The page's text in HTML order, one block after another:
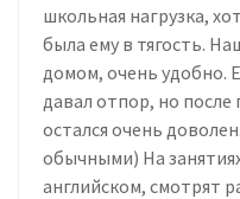
школьная нагрузка,
была ему в тягость.
домом, очень удобно.
давал отпор, но после
остался очень
обычными) На
английском, смотрят